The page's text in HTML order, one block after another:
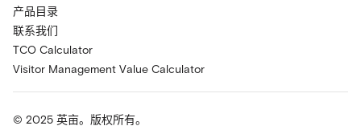
产品目录
联系我们
TCO Calculator
Visitor Management Value Calculator
© 2025 英亩。版权所有。